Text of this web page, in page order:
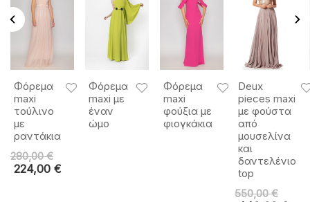
Φόρεμα
maxi
τούλινο
με
ραντάκια
280,00€
224,00 €
Φόρεμα
maxi με
έναν
ώμο
Φόρεμα
maxi
φούξια με
φιογκάκια
Deux
pieces maxi
με φούστα
από
μουσελίνα
και
δαντελένιο
top
550,00€